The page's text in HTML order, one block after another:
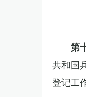
第
共和国
登记工